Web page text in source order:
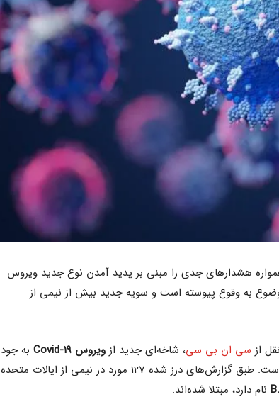
هشدارهای جدی را مبنی بر پدید آمدن نوع جدید ویروس
این موضوع به وقوع پیوسته است و سویه جدید بیش از نیمی از
از سی ان بی سی، شاخه‌ای جدید از ویروس Covid-19
به جود
آمده است که بسیار مسری‌تر از امیکرون است. طبق گزارش‌های درز شده 127 مورد در نیمی از ایالات متحده
نام دارد، مبتلا شده‌اند.